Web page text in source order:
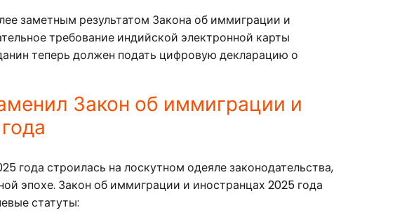
заметным результатом Закона об иммиграции и
требование индийской электронной карты
теперь должен подать цифровую декларацию о
Закон об иммиграции и
года строилась на лоскутном одеяле законодательства,
эпохе. Закон об иммиграции и иностранцах 2025 года
статуты: